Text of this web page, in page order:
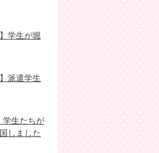
学生が堀
派遣学生
学生たちが
しました